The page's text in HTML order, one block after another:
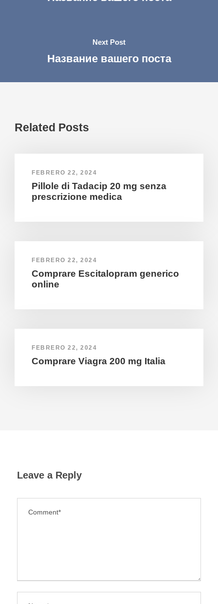
Next Post
Название вашего поста
Related Posts
FEBRERO 22, 2024
Pillole di Tadacip 20 mg senza
prescrizione medica
FEBRERO 22, 2024
Comprare Escitalopram generico
online
FEBRERO 22, 2024
Comprare Viagra 200 mg Italia
Leave a Reply